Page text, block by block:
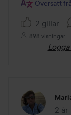
Översatt
2 gillar
898 visningar
2 år